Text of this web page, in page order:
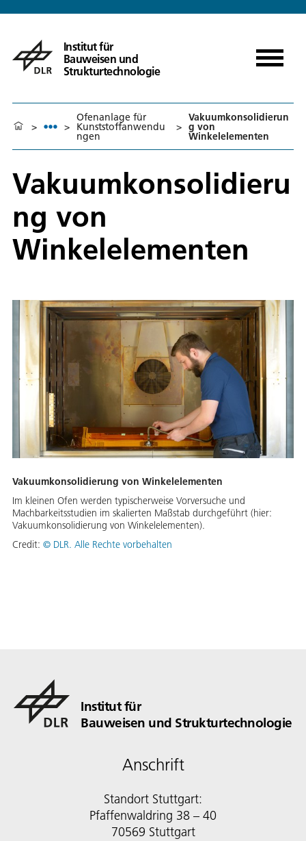
Institut für
Bauweisen und
Strukturtechnologie
> >
Ofenanlage für
Kunststoffanwendu
ngen
>
Vakuumkonsolidierun
g von
Winkelelementen
Vakuumkonsolidieru
ng von
Winkelelementen
Vakuumkonsolidierung von Winkelelementen
Im kleinen Ofen werden typischerweise Vorversuche und
Machbarkeitsstudien im skalierten Maßstab durchgeführt (hier:
Vakuumkonsolidierung von Winkelelementen).
Credit: © DLR. Alle Rechte vorbehalten
Institut für
Bauweisen und Strukturtechnologie
Anschrift
Standort Stuttgart:
Pfaffenwaldring 38 – 40
70569 Stuttgart